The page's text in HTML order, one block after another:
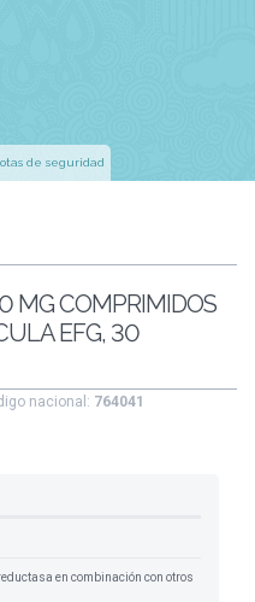
de seguridad
MG COMPRIMIDOS
EFG, 30
nacional: 764041
en combinación con otros